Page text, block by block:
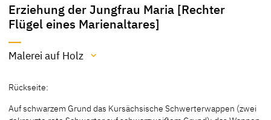
Erziehung der Jungfrau Maria [Rechter
Flügel eines Marienaltares]
Malerei auf Holz
[Klingen, Cat. Dessau 1996, Bd. 1, 25]
Rückseite:
Auf schwarzem Grund das Kursächsische Schwerterwappen (zwei